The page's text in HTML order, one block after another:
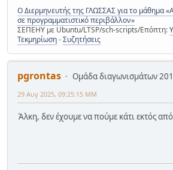
Ο Διερμηνευτής της ΓΛΩΣΣΑΣ για το μάθημα
σε προγραμματιστικό περιβάλλον»
ΣΕΠΕΗΥ με Ubuntu/LTSP/sch-scripts/Επόπτη:
Τεκμηρίωση-Συζητήσεις
pgrontas
Ομάδα διαγωνισμάτων
29 Αυγ 2025, 09:25:15 ΜΜ
Άλκη, δεν έχουμε να πούμε κάτι εκτός